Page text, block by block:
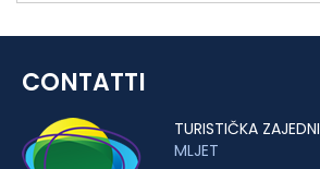
CONTATTI
TURISTIČKA
MLJET